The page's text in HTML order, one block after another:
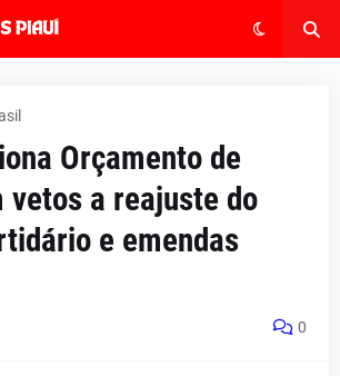
Orçamento de
vetos a reajuste do
e emendas
0